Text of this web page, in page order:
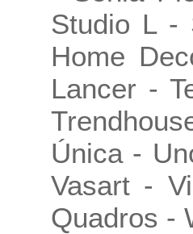
Studio L -
Home
Lancer -
Única -
Vasart -
Quadros -